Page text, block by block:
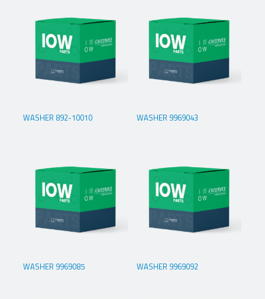
WASHER 892-10010 WASHER 9969043
WASHER 9969085 WASHER 9969092